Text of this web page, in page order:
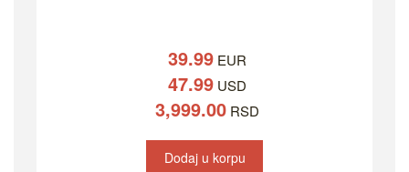
39.99EUR
47.99USD
3,999.00RSD
Dodaj u korpu